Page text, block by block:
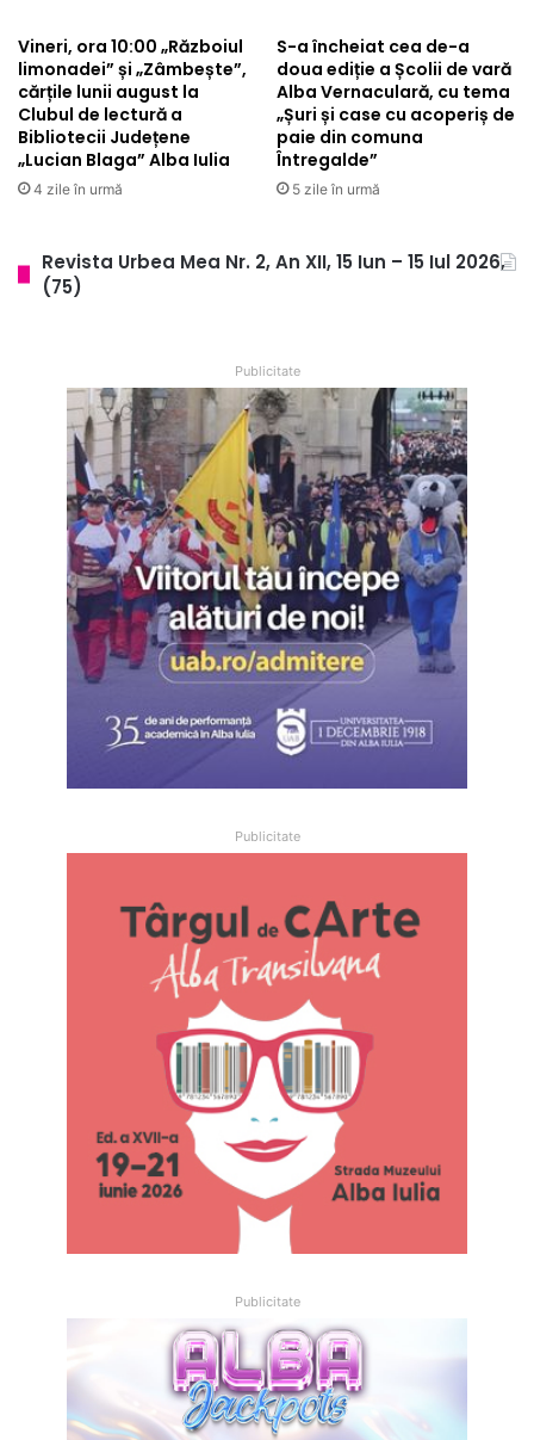
Vineri, ora 10:00 „Războiul
limonadei” și „Zâmbește”,
cărțile lunii august la
Clubul de lectură a
Bibliotecii Județene
„Lucian Blaga” Alba Iulia
4 zile în urmă
S-a încheiat cea de-a
doua ediție a Școlii de vară
Alba Vernaculară, cu tema
„Șuri și case cu acoperiș de
paie din comuna
Întregalde”
5 zile în urmă
Revista Urbea Mea Nr. 2, An XII, 15 Iun – 15 Iul 2026,
(75)
Publicitate
Publicitate
Publicitate